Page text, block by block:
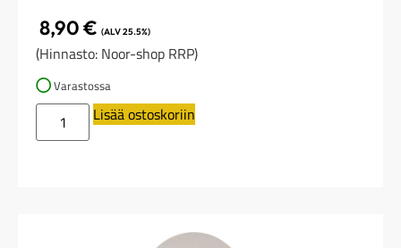
8,90€ (ALV 25.5%)
(Hinnasto: Noor-shop RRP)
Varastossa
Lisää ostoskoriin